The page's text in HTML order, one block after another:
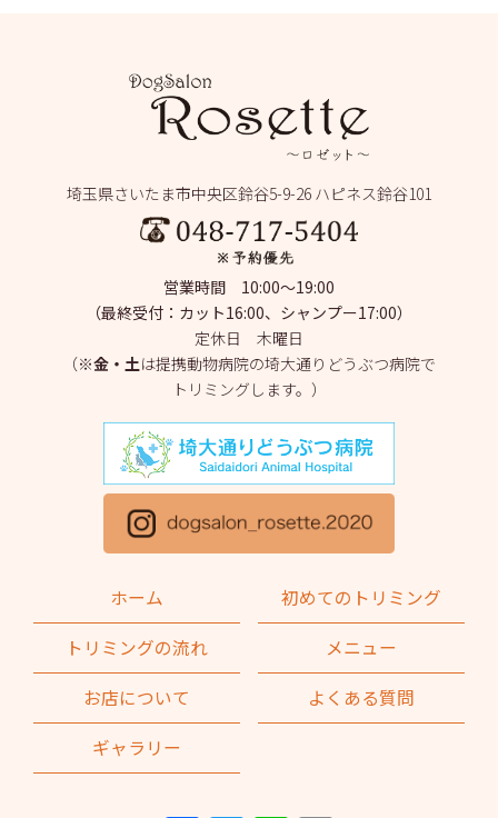
2025年8月(2)
(2)
2025年5月(4)
2025年4月
(1)
2025年3月(2)
2025年2月(4)
2025年1月(1)
2024年12月(1)
2024年10月(2)
2024年9月
埼玉県さいたま市中央区鈴谷5-9-26 ハピネス鈴谷101
営業時間 10:00～19:00
（最終受付：カット16:00、シャンプー17:00）
定休日 木曜日
（※金・土は提携動物病院の埼大通りどうぶつ病院で
トリミングします。）
ホーム
初めてのトリミング
トリミングの流れ
メニュー
お店について
よくある質問
ギャラリー